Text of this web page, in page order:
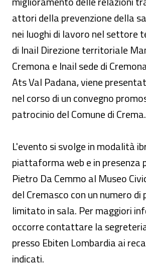
attori della prevenzione della
nei luoghi di lavoro nel settore
di Inail Direzione territoriale
Cremona e Inail sede di
Ats Val Padana, viene
nel corso di un convegno
patrocinio del Comune di Crema.
L'evento si svolge in modalità
piattaforma web e in presenza
Pietro Da Cemmo al Museo
del Cremasco con un numero di
limitato in sala. Per maggiori
occorre contattare la
presso Ebiten Lombardia ai
indicati.